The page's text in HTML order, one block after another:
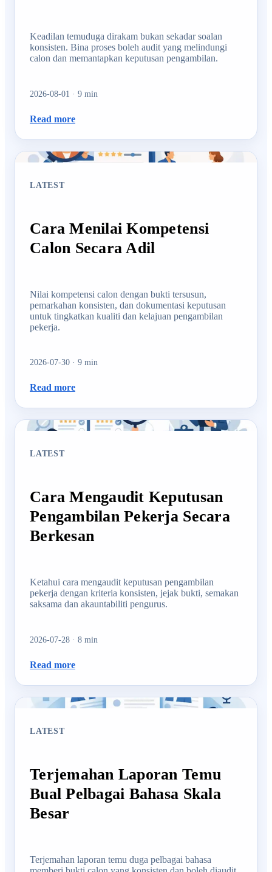
Keadilan temuduga dirakam bukan sekadar soalan
konsisten. Bina proses boleh audit yang melindungi
calon dan memantapkan keputusan pengambilan.
2026-08-01 · 9 min
Read more
LATEST
Cara Menilai Kompetensi
Calon Secara Adil
Nilai kompetensi calon dengan bukti tersusun,
pemarkahan konsisten, dan dokumentasi keputusan
untuk tingkatkan kualiti dan kelajuan pengambilan
pekerja.
2026-07-30 · 9 min
Read more
LATEST
Cara Mengaudit Keputusan
Pengambilan Pekerja Secara
Berkesan
Ketahui cara mengaudit keputusan pengambilan
pekerja dengan kriteria konsisten, jejak bukti, semakan
saksama dan akauntabiliti pengurus.
2026-07-28 · 8 min
Read more
LATEST
Terjemahan Laporan Temu
Bual Pelbagai Bahasa Skala
Besar
Terjemahan laporan temu duga pelbagai bahasa